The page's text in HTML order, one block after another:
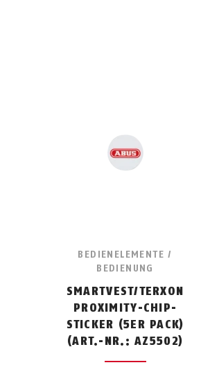
BEDIENELEMENTE /
BEDIENUNG
SMARTVEST/TERXON
PROXIMITY-CHIP-
STICKER (5ER PACK)
(ART.-NR.: AZ5502)